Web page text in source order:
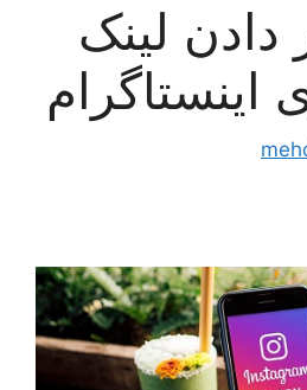
دادن لینک
اینستاگرام